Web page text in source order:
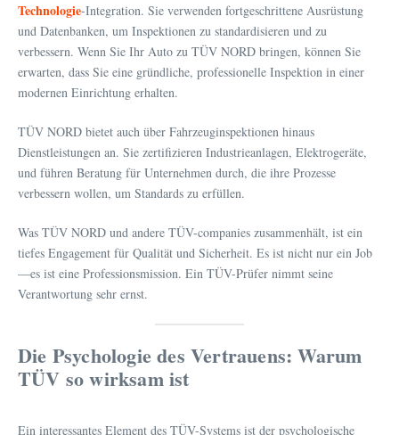
Technologie-Integration. Sie verwenden fortgeschrittene Ausrüstung
und Datenbanken, um Inspektionen zu standardisieren und zu
verbessern. Wenn Sie Ihr Auto zu TÜV NORD bringen, können Sie
erwarten, dass Sie eine gründliche, professionelle Inspektion in einer
modernen Einrichtung erhalten.
TÜV NORD bietet auch über Fahrzeuginspektionen hinaus
Dienstleistungen an. Sie zertifizieren Industrieanlagen, Elektrogeräte,
und führen Beratung für Unternehmen durch, die ihre Prozesse
verbessern wollen, um Standards zu erfüllen.
Was TÜV NORD und andere TÜV-companies zusammenhält, ist ein
tiefes Engagement für Qualität und Sicherheit. Es ist nicht nur ein Job
—es ist eine Professionsmission. Ein TÜV-Prüfer nimmt seine
Verantwortung sehr ernst.
Die Psychologie des Vertrauens: Warum
TÜV so wirksam ist
Ein interessantes Element des TÜV-Systems ist der psychologische